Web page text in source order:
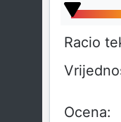
Racio